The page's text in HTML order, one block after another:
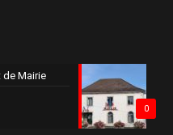
0
de Mairie